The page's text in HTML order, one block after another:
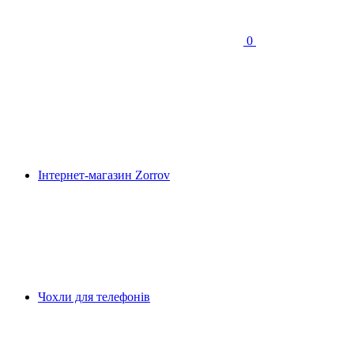
0
Інтернет-магазин Zorrov
Чохли для телефонів